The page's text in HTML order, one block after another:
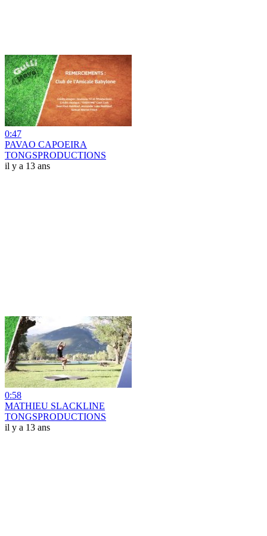
0:47
PAVAO CAPOEIRA
TONGSPRODUCTIONS
il y a 13 ans
0:58
MATHIEU SLACKLINE
TONGSPRODUCTIONS
il y a 13 ans